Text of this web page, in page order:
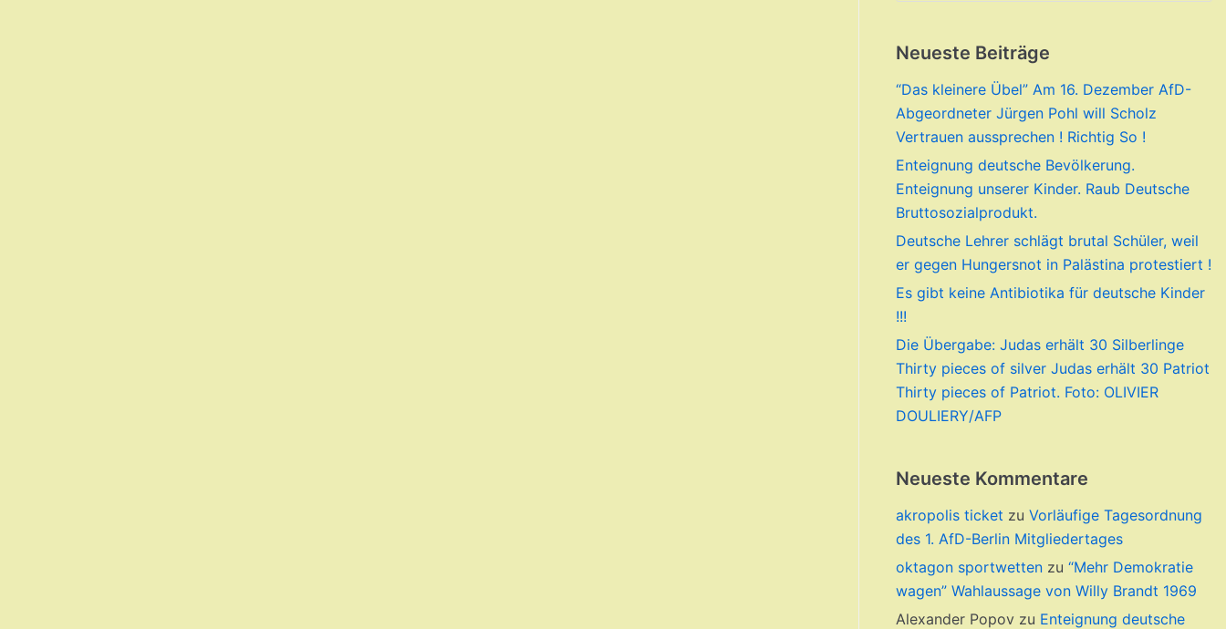
Neueste Beiträge
“Das kleinere Übel” Am 16. Dezember AfD-
Abgeordneter Jürgen Pohl will Scholz
Vertrauen aussprechen ! Richtig So !
Enteignung deutsche Bevölkerung.
Enteignung unserer Kinder. Raub Deutsche
Bruttosozialprodukt.
Deutsche Lehrer schlägt brutal Schüler, weil
er gegen Hungersnot in Palästina protestiert !
Es gibt keine Antibiotika für deutsche Kinder
!!!
Die Übergabe: Judas erhält 30 Silberlinge
Thirty pieces of silver Judas erhält 30 Patriot
Thirty pieces of Patriot. Foto: OLIVIER
DOULIERY/AFP
Neueste Kommentare
akropolis ticket zu Vorläufige Tagesordnung
des 1. AfD-Berlin Mitgliedertages
oktagon sportwettenzu “Mehr Demokratie
wagen” Wahlaussage von Willy Brandt 1969
Alexander Popovzu Enteignung deutsche